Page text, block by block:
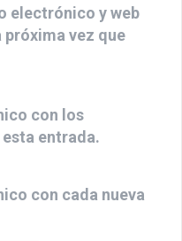
electrónico y web
próxima vez que
con los
entrada.
con cada nueva